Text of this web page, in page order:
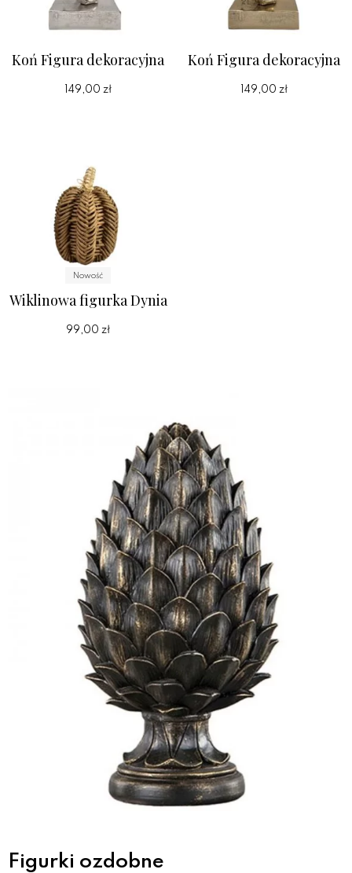
Koń Figura dekoracyjna
149,00 zł
Koń Figura dekoracyjna
149,00 zł
Wiklinowa figurka Dynia
99,00 zł
Nowość
Figurki ozdobne